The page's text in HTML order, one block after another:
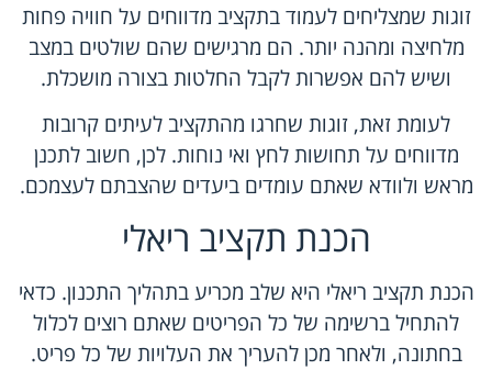
זוגות שמצליחים לעמוד בתקציב מדווחים על חוויה פחות
מלחיצה ומהנה יותר. הם מרגישים שהם שולטים במצב
ושיש להם אפשרות לקבל החלטות בצורה מושכלת.
לעומת זאת, זוגות שחרגו מהתקציב לעיתים קרובות
מדווחים על תחושות לחץ ואי נוחות. לכן, חשוב לתכנן
מראש ולוודא שאתם עומדים ביעדים שהצבתם לעצמכם.
הכנת תקציב ריאלי
הכנת תקציב ריאלי היא שלב מכריע בתהליך התכנון. כדאי
להתחיל ברשימה של כל הפריטים שאתם רוצים לכלול
בחתונה, ולאחר מכן להעריך את העלויות של כל פריט.